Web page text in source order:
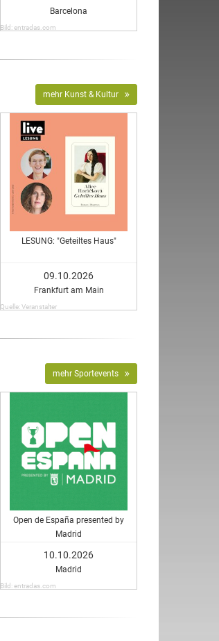
Barcelona
Bild: entradas.com
mehr Kunst & Kultur
LESUNG: "Geteiltes Haus"
09.10.2026
Frankfurt am Main
Quelle: Veranstalter
mehr Sportevents
Open de España presented by
Madrid
10.10.2026
Madrid
Bild: entradas.com